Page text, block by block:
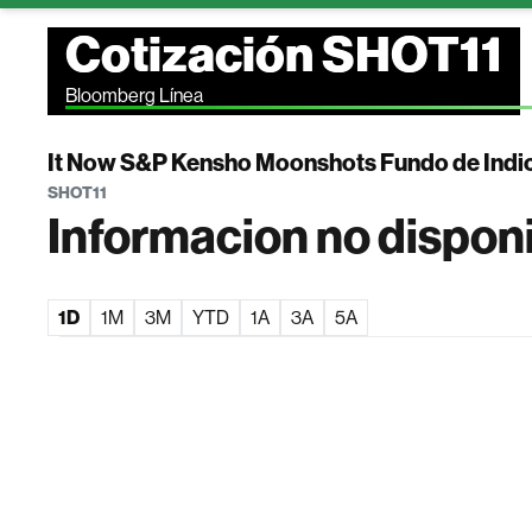
Cotización SHOT11
Bloomberg Línea
It Now S&P Kensho Moonshots Fundo de
SHOT11
Informacion no
1D 1M 3M YTD 1A 3A 5A